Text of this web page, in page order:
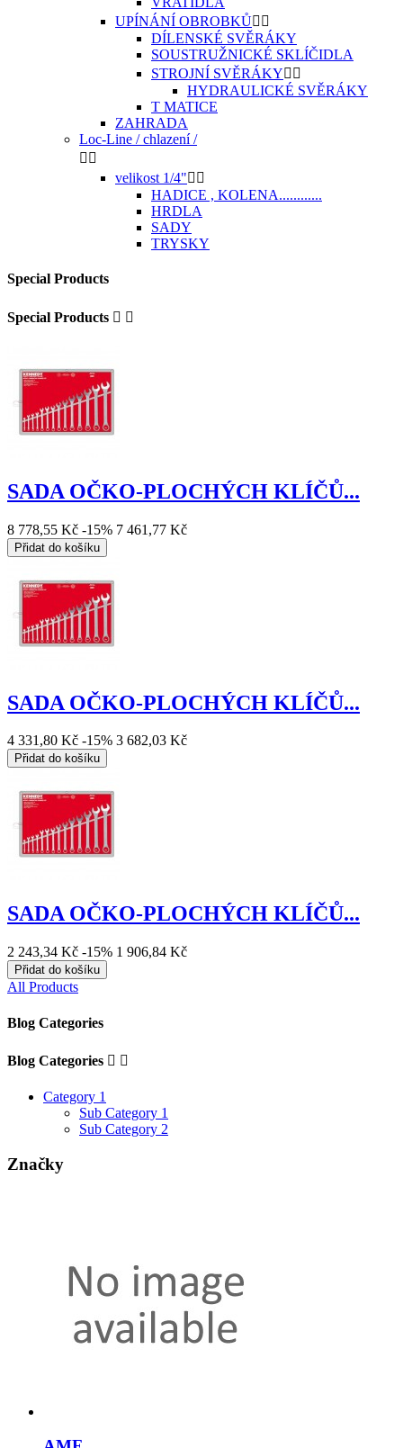
UPÍNÁNÍ OBROBKŮ 
DÍLENSKÉ SVĚRÁKY
SOUSTRUŽNICKÉ SKLÍČIDLA
STROJNÍ SVĚRÁKY 
HYDRAULICKÉ SVĚRÁKY
T MATICE
ZAHRADA
Loc-Line / chlazení /
 
velikost 1/4" 
HADICE , KOLENA............
HRDLA
SADY
TRYSKY
Special Products
Special Products  
SADA OČKO-PLOCHÝCH KLÍČŮ...
8 778,55 Kč -15% 7 461,77 Kč
Přidat do košíku
SADA OČKO-PLOCHÝCH KLÍČŮ...
4 331,80 Kč -15% 3 682,03 Kč
Přidat do košíku
SADA OČKO-PLOCHÝCH KLÍČŮ...
2 243,34 Kč -15% 1 906,84 Kč
Přidat do košíku
All Products
Blog Categories
Blog Categories  
Category 1
Sub Category 1
Sub Category 2
Značky